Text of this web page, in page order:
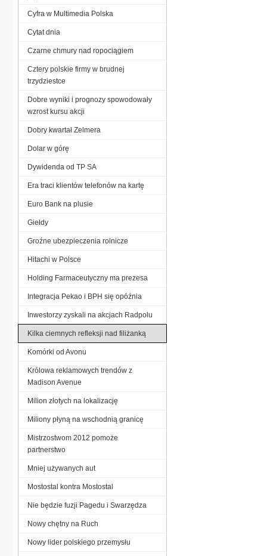
Cyfra w Multimedia Polska
Cytat dnia
Czarne chmury nad ropociągiem
Cztery polskie firmy w brudnej
trzydziestce
Dobre wyniki i prognozy spowodowały
wzrost kursu akcji
Dobry kwartał Zelmera
Dolar w górę
Dywidenda od TP SA
Era traci klientów telefonów na kartę
Euro Bank na plusie
Giełdy
Groźne ubezpieczenia rolnicze
Hitachi w Polsce
Holding Farmaceutyczny ma prezesa
Integracja Pekao i BPH się opóźnia
Inwestorzy zyskali na akcjach Radpolu
Kilka ciemnych refleksji nad filiżanką
Komórki od Avonu
Królowa reklamowych trendów z
Madison Avenue
Milion złotych na lokalizację
Miliony płyną na wschodnią granicę
Mistrzostwom 2012 pomoże
partnerstwo
Mniej używanych aut
Mostostal kontra Mostostal
Nie będzie fuzji Pagedu i Swarzędza
Nowy chętny na Ruch
Nowy lider polskiego przemysłu